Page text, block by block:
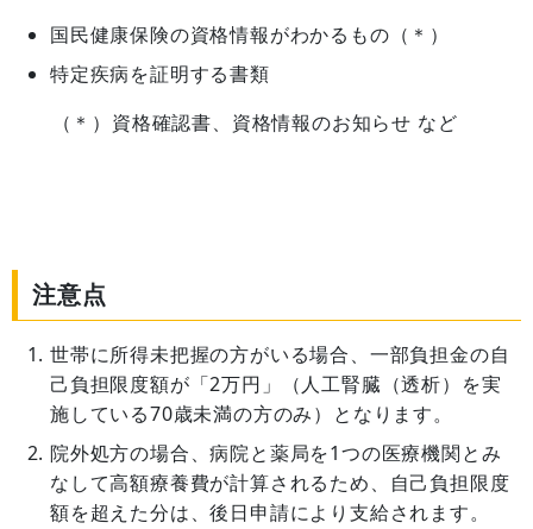
国民健康保険の資格情報がわかるもの（＊）
特定疾病を証明する書類
（＊）資格確認書、資格情報のお知らせ など
注意点
世帯に所得未把握の方がいる場合、一部負担金の自
己負担限度額が「2万円」（人工腎臓（透析）を実
施している70歳未満の方のみ）となります。
院外処方の場合、病院と薬局を1つの医療機関とみ
なして高額療養費が計算されるため、自己負担限度
額を超えた分は、後日申請により支給されます。